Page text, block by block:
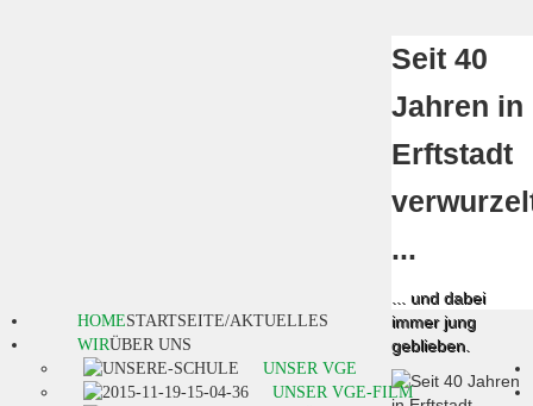
Seit 40
Jahren in
Erftstadt
...
... und dabei
immer jung
geblieben.
HOMESTARTSEITE/AKTUELLES
WIRÜBER UNS
UNSER VGE
UNSER VGE-FILM